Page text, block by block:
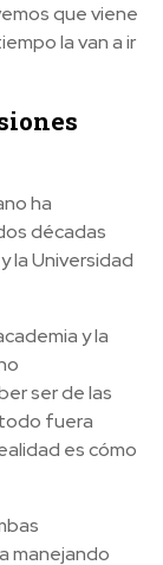
que viene
la van a ir
ha
décadas
la Universidad
y la
ser de las
todo fuera
es cómo
manejando